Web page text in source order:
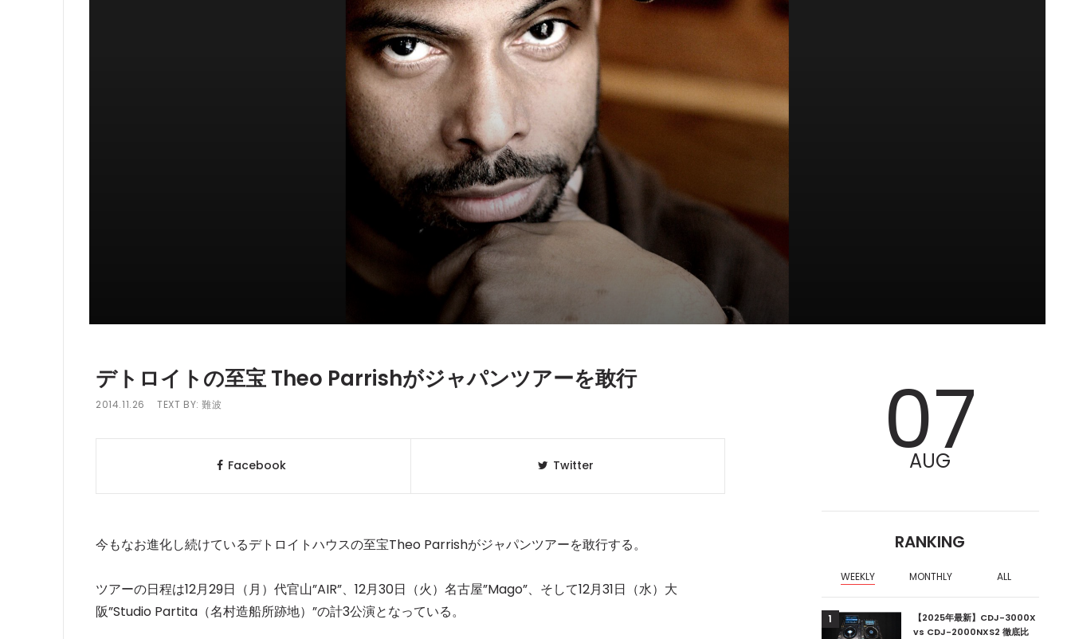
デトロイトの至宝 Theo Parrishがジャパンツアーを敢行
2014.11.26 TEXT BY:難波
Facebook Twitter
今もなお進化し続けているデトロイトハウスの至宝Theo Parrishがジャパンツアーを敢行する。
ツアーの日程は12月29日（月）代官山”AIR”、12月30日（火）名古屋”Mago”、そして12月31日（水）大
阪”Studio Partita（名村造船所跡地）”の計3公演となっている。
07
AUG
RANKING
WEEKLY MONTHLY ALL
1
【2025年最新】CDJ-3000X
vs CDJ-2000NXS2 徹底比